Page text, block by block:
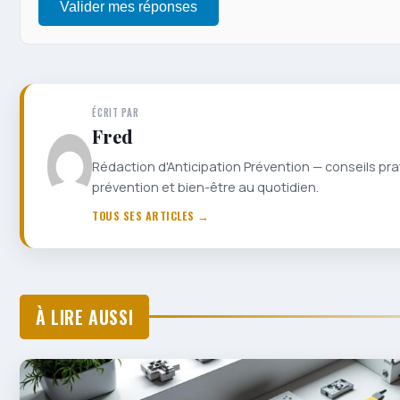
Valider mes réponses
ÉCRIT PAR
Fred
Rédaction d'Anticipation Prévention — conseils
prévention et bien-être au quotidien.
TOUS SES ARTICLES →
À LIRE AUSSI